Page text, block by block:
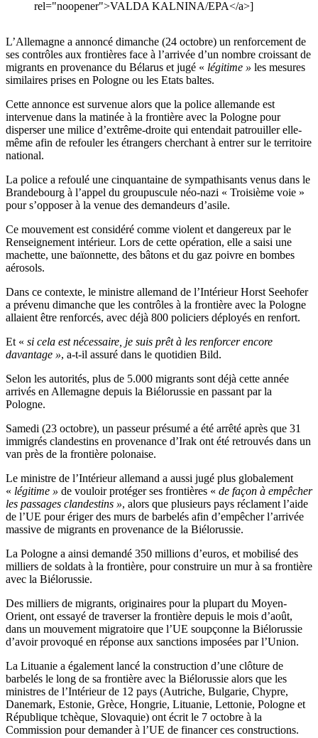
rel="noopener">VALDA KALNINA/EPA</a>]
L’Allemagne a annoncé dimanche (24 octobre) un renforcement de
ses contrôles aux frontières face à l’arrivée d’un nombre croissant de
migrants en provenance du Bélarus et jugé « légitime » les mesures
similaires prises en Pologne ou les Etats baltes.
Cette annonce est survenue alors que la police allemande est
intervenue dans la matinée à la frontière avec la Pologne pour
disperser une milice d’extrême-droite qui entendait patrouiller elle-
même afin de refouler les étrangers cherchant à entrer sur le territoire
national.
La police a refoulé une cinquantaine de sympathisants venus dans le
Brandebourg à l’appel du groupuscule néo-nazi « Troisième voie »
pour s’opposer à la venue des demandeurs d’asile.
Ce mouvement est considéré comme violent et dangereux par le
Renseignement intérieur. Lors de cette opération, elle a saisi une
machette, une baïonnette, des bâtons et du gaz poivre en bombes
aérosols.
Dans ce contexte, le ministre allemand de l’Intérieur Horst Seehofer
a prévenu dimanche que les contrôles à la frontière avec la Pologne
allaient être renforcés, avec déjà 800 policiers déployés en renfort.
Et « si cela est nécessaire, je suis prêt à les renforcer encore
davantage », a-t-il assuré dans le quotidien Bild.
Selon les autorités, plus de 5.000 migrants sont déjà cette année
arrivés en Allemagne depuis la Biélorussie en passant par la
Pologne.
Samedi (23 octobre), un passeur présumé a été arrêté après que 31
immigrés clandestins en provenance d’Irak ont été retrouvés dans un
van près de la frontière polonaise.
Le ministre de l’Intérieur allemand a aussi jugé plus globalement
« légitime » de vouloir protéger ses frontières « de façon à empêcher
les passages clandestins », alors que plusieurs pays réclament l’aide
de l’UE pour ériger des murs de barbelés afin d’empêcher l’arrivée
massive de migrants en provenance de la Biélorussie.
La Pologne a ainsi demandé 350 millions d’euros, et mobilisé des
milliers de soldats à la frontière, pour construire un mur à sa frontière
avec la Biélorussie.
Des milliers de migrants, originaires pour la plupart du Moyen-
Orient, ont essayé de traverser la frontière depuis le mois d’août,
dans un mouvement migratoire que l’UE soupçonne la Biélorussie
d’avoir provoqué en réponse aux sanctions imposées par l’Union.
La Lituanie a également lancé la construction d’une clôture de
barbelés le long de sa frontière avec la Biélorussie alors que les
ministres de l’Intérieur de 12 pays (Autriche, Bulgarie, Chypre,
Danemark, Estonie, Grèce, Hongrie, Lituanie, Lettonie, Pologne et
République tchèque, Slovaquie) ont écrit le 7 octobre à la
Commission pour demander à l’UE de financer ces constructions.